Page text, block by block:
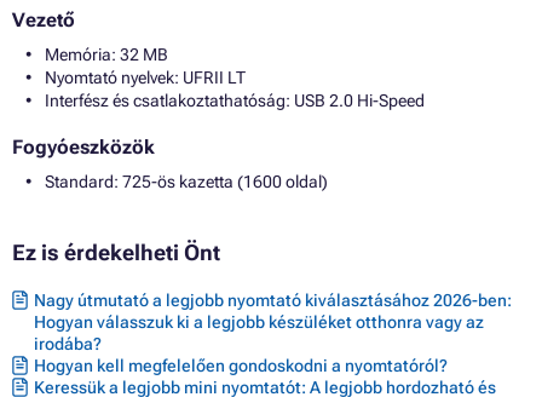
Vezető
Memória: 32 MB
Nyomtató nyelvek: UFRII LT
Interfész és csatlakoztathatóság: USB 2.0 Hi-Speed
Fogyóeszközök
Standard: 725-ös kazetta (1600 oldal)
Ez is érdekelheti Önt
Nagy útmutató a legjobb nyomtató kiválasztásához 2026-ben:
Hogyan válasszuk ki a legjobb készüléket otthonra vagy az
irodába?
Hogyan kell megfelelően gondoskodni a nyomtatóról?
Keressük a legjobb mini nyomtatót: A legjobb hordozható és